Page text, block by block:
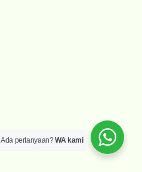
Ada pertanyaan?WA kami